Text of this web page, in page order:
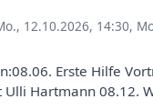
12.10.2026, 14:30,
Erste Hilfe
Hartmann 08.12.